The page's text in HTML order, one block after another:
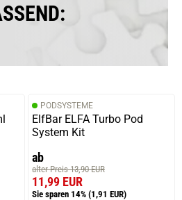
PODSYSTEME
ElfBar ELFA Turbo Pod
System Kit
ab
alter Preis 13,90 EUR
11,99 EUR
Sie sparen 14% (1,91 EUR)